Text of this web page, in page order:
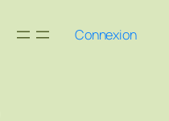
Connexion